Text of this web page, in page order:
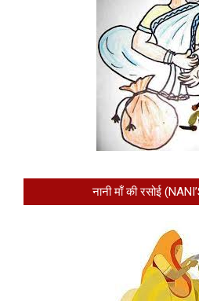
नानी माँ की रसोई